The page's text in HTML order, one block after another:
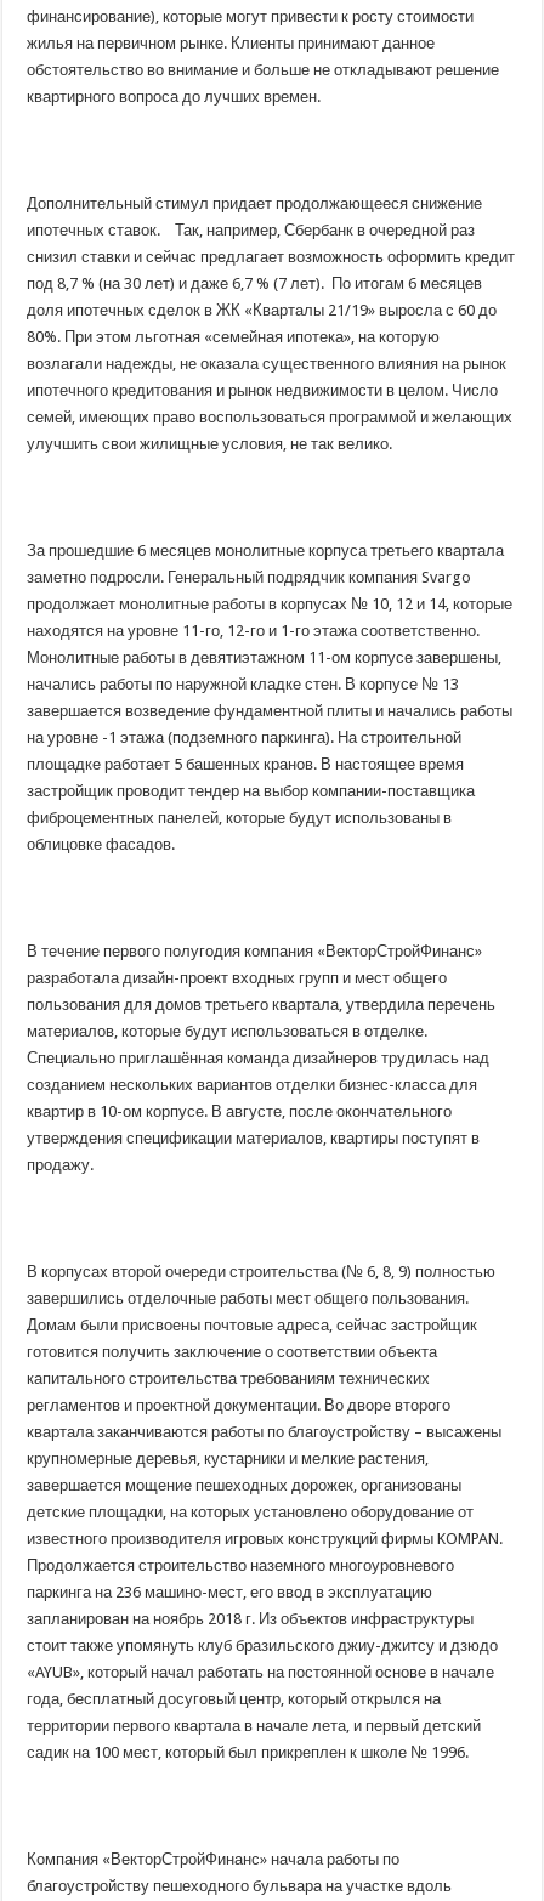
финансирование), которые могут привести к росту стоимости
жилья на первичном рынке. Клиенты принимают данное
обстоятельство во внимание и больше не откладывают решение
квартирного вопроса до лучших времен.
Дополнительный стимул придает продолжающееся снижение
ипотечных ставок. Так, например, Сбербанк в очередной раз
снизил ставки и сейчас предлагает возможность оформить кредит
под 8,7 % (на 30 лет) и даже 6,7 % (7 лет). По итогам 6 месяцев
доля ипотечных сделок в ЖК «Кварталы 21/19» выросла с 60 до
80%. При этом льготная «семейная ипотека», на которую
возлагали надежды, не оказала существенного влияния на рынок
ипотечного кредитования и рынок недвижимости в целом. Число
семей, имеющих право воспользоваться программой и желающих
улучшить свои жилищные условия, не так велико.
За прошедшие 6 месяцев монолитные корпуса третьего квартала
заметно подросли. Генеральный подрядчик компания Svargo
продолжает монолитные работы в корпусах № 10, 12 и 14, которые
находятся на уровне 11-го, 12-го и 1-го этажа соответственно.
Монолитные работы в девятиэтажном 11-ом корпусе завершены,
начались работы по наружной кладке стен. В корпусе № 13
завершается возведение фундаментной плиты и начались работы
на уровне -1 этажа (подземного паркинга). На строительной
площадке работает 5 башенных кранов. В настоящее время
застройщик проводит тендер на выбор компании-поставщика
фиброцементных панелей, которые будут использованы в
облицовке фасадов.
В течение первого полугодия компания «ВекторСтройФинанс»
разработала дизайн-проект входных групп и мест общего
пользования для домов третьего квартала, утвердила перечень
материалов, которые будут использоваться в отделке.
Специально приглашённая команда дизайнеров трудилась над
созданием нескольких вариантов отделки бизнес-класса для
квартир в 10-ом корпусе. В августе, после окончательного
утверждения спецификации материалов, квартиры поступят в
продажу.
В корпусах второй очереди строительства (№ 6, 8, 9) полностью
завершились отделочные работы мест общего пользования.
Домам были присвоены почтовые адреса, сейчас застройщик
готовится получить заключение о соответствии объекта
капитального строительства требованиям технических
регламентов и проектной документации. Во дворе второго
квартала заканчиваются работы по благоустройству – высажены
крупномерные деревья, кустарники и мелкие растения,
завершается мощение пешеходных дорожек, организованы
детские площадки, на которых установлено оборудование от
известного производителя игровых конструкций фирмы KOMPAN.
Продолжается строительство наземного многоуровневого
паркинга на 236 машино-мест, его ввод в эксплуатацию
запланирован на ноябрь 2018 г. Из объектов инфраструктуры
стоит также упомянуть клуб бразильского джиу-джитсу и дзюдо
«AYUB», который начал работать на постоянной основе в начале
года, бесплатный досуговый центр, который открылся на
территории первого квартала в начале лета, и первый детский
садик на 100 мест, который был прикреплен к школе № 1996.
Компания «ВекторСтройФинанс» начала работы по
благоустройству пешеходного бульвара на участке вдоль